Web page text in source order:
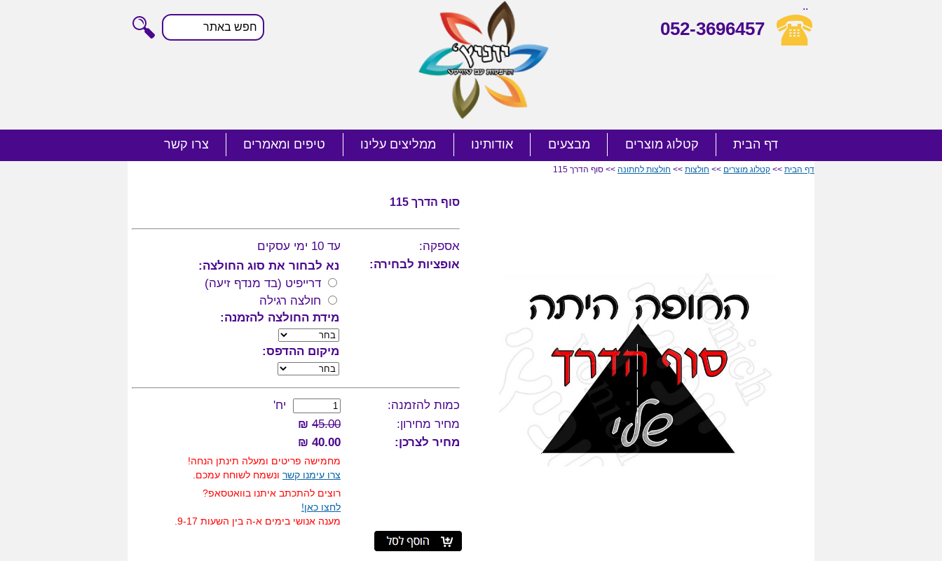
דף הבית קטלוג מוצרים מבצעים אודותינו ממליצים עלינו טיפים ומאמרים צרו קשר
052-3696457
חפש
באתר
..
דף הבית >> קטלוג מוצרים >> חולצות >> חולצות לחתונה >> סוף הדרך 115
סוף הדרך 115
אספקה:
עד 10 ימי עסקים
אופציות לבחירה:
נא לבחור את סוג החולצה:
דרייפיט (בד מנדף זיעה)
חולצה רגילה
מידת החולצה להזמנה:
מיקום ההדפס:
כמות להזמנה:
יח'
מחיר מחירון:
45.00
₪
מחיר לצרכן:
40.00 ₪
מחמישה פריטים ומעלה תינתן הנחה!
צרו עימנו קשר ונשמח לשוחח עמכם.
רוצים להתכתב איתנו בוואטסאפ?
לחצו כאן!
מענה אנושי בימים א-ה בין השעות 9-17.